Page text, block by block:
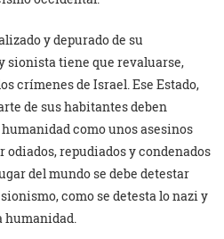
y depurado de su
tiene que revaluarse,
crímenes de Israel. Ese Estado,
de sus habitantes deben
como unos asesinos
odiados, repudiados y condenados
del mundo se debe detestar
como se detesta lo nazi y
humanidad.